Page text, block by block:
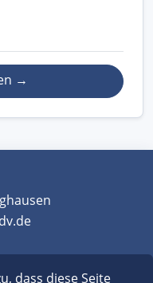
→
dass diese Seite